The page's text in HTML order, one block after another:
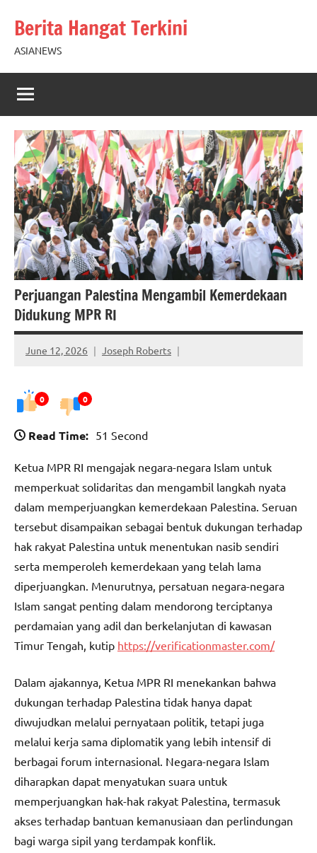
content
Berita Hangat Terkini
ASIANEWS
Perjuangan Palestina Mengambil Kemerdekaan
Didukung MPR RI
June 12, 2026 Joseph Roberts
0 0
Read Time: 51 Second
Ketua MPR RI mengajak negara-negara Islam untuk
memperkuat solidaritas dan mengambil langkah nyata
dalam memperjuangkan kemerdekaan Palestina. Seruan
tersebut disampaikan sebagai bentuk dukungan terhadap
hak rakyat Palestina untuk menentukan nasib sendiri
serta memperoleh kemerdekaan yang telah lama
diperjuangkan. Menurutnya, persatuan negara-negara
Islam sangat penting dalam mendorong terciptanya
perdamaian yang adil dan berkelanjutan di kawasan
Timur Tengah, kutip https://verificationmaster.com/
Dalam ajakannya, Ketua MPR RI menekankan bahwa
dukungan terhadap Palestina tidak hanya dapat
diwujudkan melalui pernyataan politik, tetapi juga
melalui kerja sama diplomatik yang lebih intensif di
berbagai forum internasional. Negara-negara Islam
diharapkan dapat menyatukan suara untuk
memperjuangkan hak-hak rakyat Palestina, termasuk
akses terhadap bantuan kemanusiaan dan perlindungan
bagi warga sipil yang terdampak konflik.